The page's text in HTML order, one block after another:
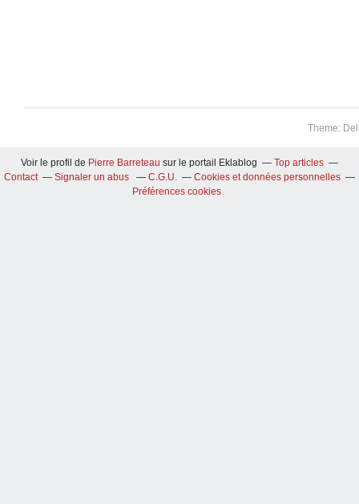
Theme:
Voir le profil de Pierre Barreteau sur le portail Eklablog
Top articles
Contact
Signaler un abus C.G.U.
Cookies et données personnelles
Préférences cookies